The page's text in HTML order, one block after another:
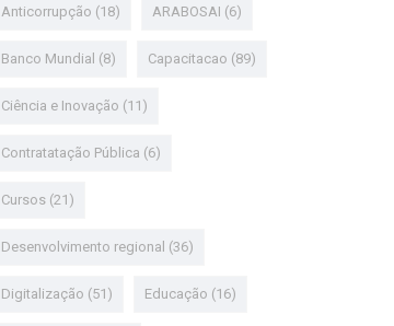
Anticorrupção (18) ARABOSAI (6)
Banco Mundial (8) Capacitacao (89)
Ciência e Inovação (11)
Contratatação Pública (6)
Cursos(21)
Desenvolvimento regional (36)
Digitalização (51) Educação (16)